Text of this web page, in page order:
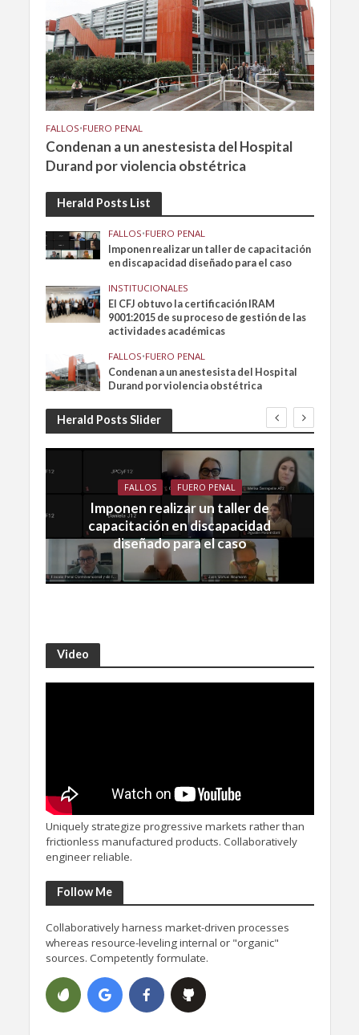
FALLOS•FUERO PENAL
Condenan a un anestesista del Hospital
Durand por violencia obstétrica
Herald Posts List
FALLOS•FUERO PENAL
Imponen realizar un taller de capacitación
en discapacidad diseñado para el caso
INSTITUCIONALES
El CFJ obtuvo la certificación IRAM
9001:2015 de su proceso de gestión de las
actividades académicas
FALLOS•FUERO PENAL
Condenan a un anestesista del Hospital
Durand por violencia obstétrica
Herald Posts Slider
FALLOS FUERO PENAL
Imponen realizar un taller de
capacitación en discapacidad
diseñado para el caso
Video
Uniquely strategize progressive markets rather than
frictionless manufactured products. Collaboratively
engineer reliable.
Follow Me
Collaboratively harness market-driven processes
whereas resource-leveling internal or "organic"
sources. Competently formulate.